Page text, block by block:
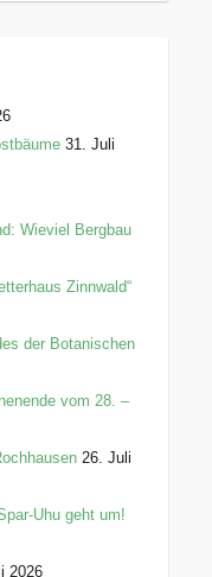
31. Juli
Wieviel Bergbau
Zinnwald“
der Botanischen
vom 28. –
26. Juli
Uhu geht um!
2026